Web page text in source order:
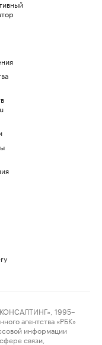
1995–
агентства «РБК»
информации
связи,